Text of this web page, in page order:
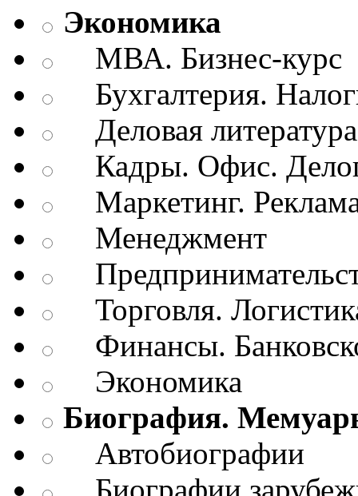
Экономика
МВА. Бизнес-курс
Бухгалтерия.
Деловая
Кадры. Офис.
Маркетинг.
Менеджмент
Торговля.
Финансы.
Экономика
Биография.
Автобиографии